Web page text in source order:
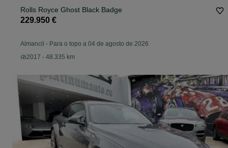
Rolls Royce Ghost Black Badge
229.950 €
Almancil - Para o topo a 04 de agosto de 2026
2017 - 48.335 km